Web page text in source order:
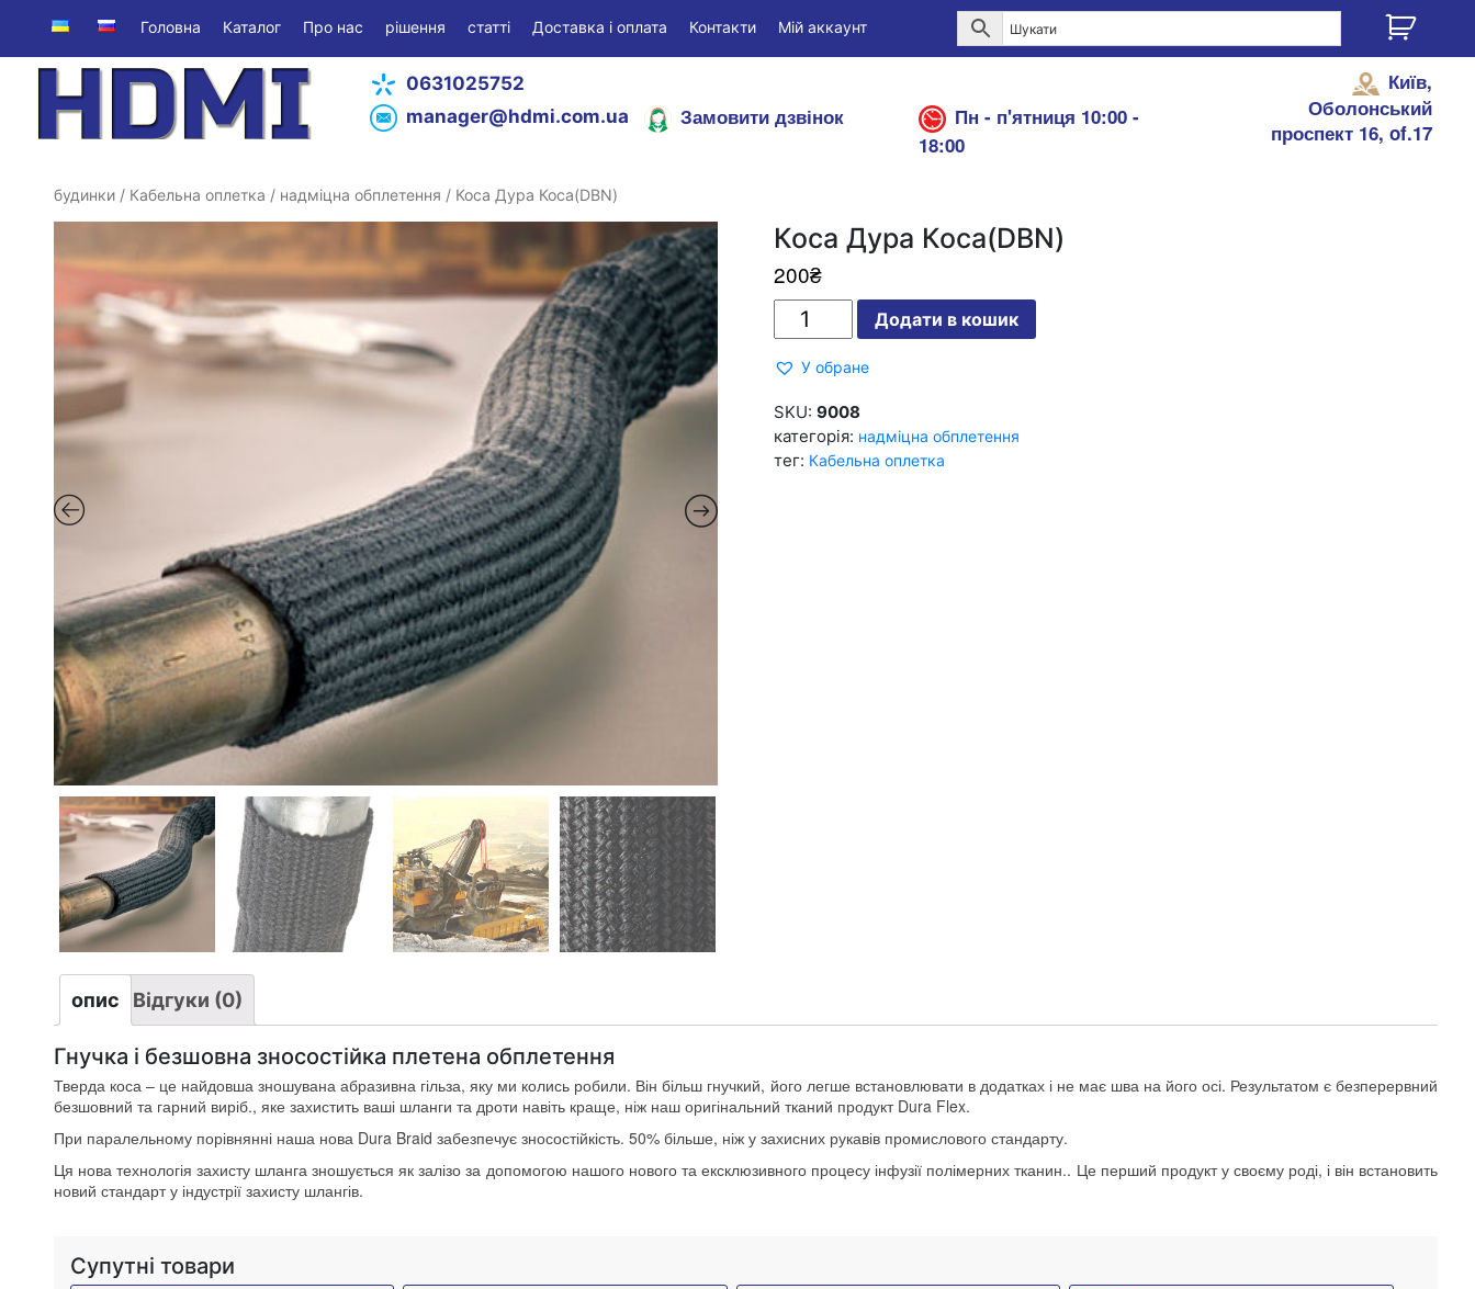
Головна Каталог Про нас рішення статті Доставка і оплата Контакти Мій аккаунт
0631025752
manager@hdmi.com.ua
Замовити дзвінок
Пн - п'ятниця 10:00 -
18:00
Київ,
Оболонський
проспект 16, of.17
будинки/ Кабельна оплетка / надміцна обплетення / Коса Дура Коса(DBN)
Коса Дура Коса(DBN)
200₴
Коса(DBN)
Додати в кошик
У обране
SKU: 9008
категорія: надміцна обплетення
тег: Кабельна оплетка
опис Відгуки (0)
Гнучка і безшовна зносостійка плетена обплетення
Тверда коса – це найдовша зношувана абразивна гільза, яку ми колись робили. Він більш гнучкий, його легше встановлювати в додатках і не має шва на його осі. Результатом є безперервний
безшовний та гарний виріб., яке захистить ваші шланги та дроти навіть краще, ніж наш оригінальний тканий продукт Dura Flex.
При паралельному порівнянні наша нова Dura Braid забезпечує зносостійкість. 50% більше, ніж у захисних рукавів промислового стандарту.
Ця нова технологія захисту шланга зношується як залізо за допомогою нашого нового та ексклюзивного процесу інфузії полімерних тканин.. Це перший продукт у своєму роді, і він встановить
новий стандарт у індустрії захисту шлангів.
Супутні товари